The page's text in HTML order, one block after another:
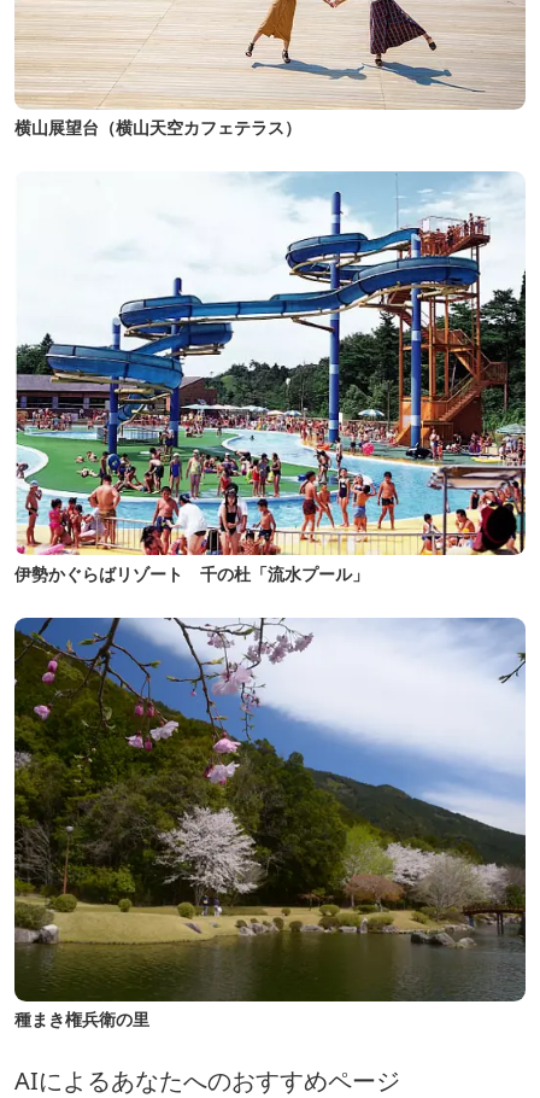
横山展望台（横山天空カフェテラス）
伊勢かぐらばリゾート 千の杜「流水プール」
種まき権兵衛の里
AIによるあなたへのおすすめページ